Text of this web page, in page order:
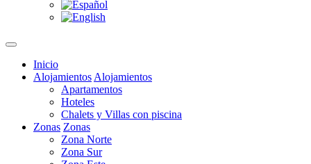
Inicio
Alojamientos Alojamientos
Apartamentos
Hoteles
Chalets y Villas con piscina
Zonas Zonas
Zona Norte
Zona Sur